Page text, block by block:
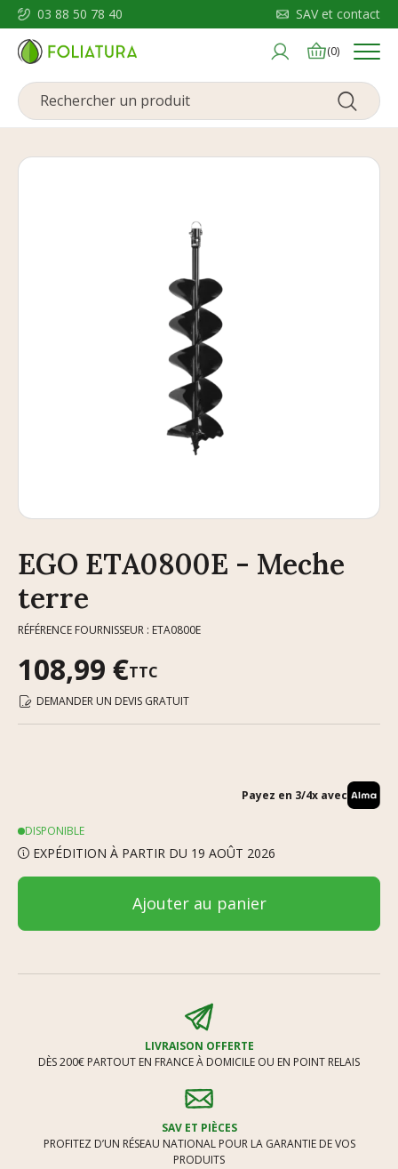
03 88 50 78 40 SAV et contact
(0) Menu
EGO ETA0800E - Meche
terre
RÉFÉRENCE FOURNISSEUR : ETA0800E
108,99 €TTC
DEMANDER UN DEVIS GRATUIT
Payez en 3/4x avec
DISPONIBLE
EXPÉDITION À PARTIR DU 19 AOÛT 2026
Ajouter au panier
LIVRAISON OFFERTE
DÈS 200€ PARTOUT EN FRANCE À DOMICILE OU EN POINT RELAIS
SAV ET PIÈCES
PROFITEZ D’UN RÉSEAU NATIONAL POUR LA GARANTIE DE VOS
PRODUITS